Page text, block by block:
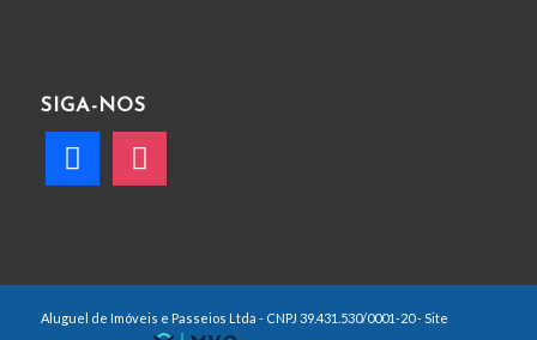
SIGA-NOS
Aluguel de Imóveis e Passeios Ltda - CNPJ 39.431.530/0001-20 - Site